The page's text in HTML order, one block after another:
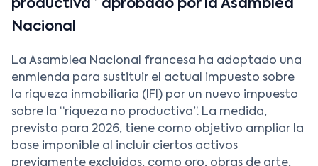
productiva” aprobado por la Asamblea
Nacional
La Asamblea Nacional francesa ha adoptado una
enmienda para sustituir el actual impuesto sobre
la riqueza inmobiliaria (IFI) por un nuevo impuesto
sobre la “riqueza no productiva”. La medida,
prevista para 2026, tiene como objetivo ampliar la
base imponible al incluir ciertos activos
previamente excluidos, como oro, obras de arte,